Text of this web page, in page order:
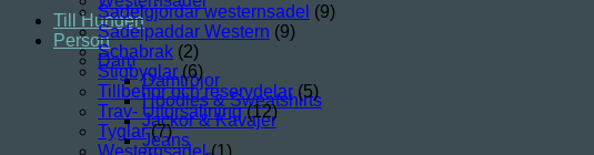
Till Hunden
Person
Dam
Damtröjor
Hoodies & Sweatshirts
Jackor & Kavajer
Jeans
Sadelgjordar westernsadel (9)
Sadelpaddar Western (9)
Schabrak (2)
Stigbyglar (6)
Tillbehör och reservdelar (5)
Trav- Utförsäljning (12)
Tyglar (7)
Westernsadel (1)